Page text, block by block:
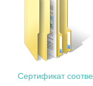
Сертификат